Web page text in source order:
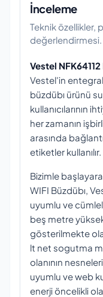
İnceleme
Teknik özellikler,
değerlendirmesi.
Vestel NFK64112
Vestel'in
büzdübı ürünü
kullanıcılarının
her zamanın
arasında
etiketler kullanılır.
Bizimle
WIFI Büzdübı,
uyumlu ve
beş metre
gösterilmekte
lt net sogutma
olanının
uyumlu ve web
enerji öncelikli